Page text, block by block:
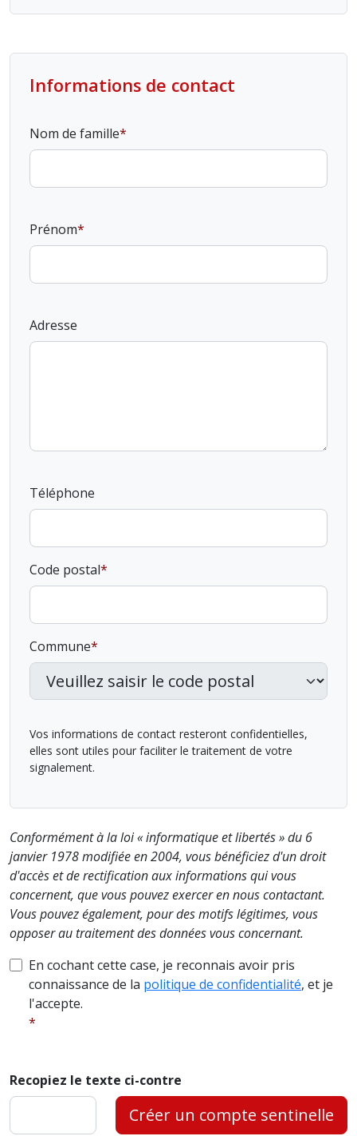
Informations de contact
Nom de famille
Prénom
Adresse
Téléphone
Code postal
Commune
Vos informations de contact resteront confidentielles,
elles sont utiles pour faciliter le traitement de votre
signalement.
Conformément à la loi « informatique et libertés » du 6
janvier 1978 modifiée en 2004, vous bénéficiez d'un droit
d'accès et de rectification aux informations qui vous
concernent, que vous pouvez exercer en nous contactant.
Vous pouvez également, pour des motifs légitimes, vous
opposer au traitement des données vous concernant.
En cochant cette case, je reconnais avoir pris
connaissance de la politique de confidentialité, et je
l'accepte.
Recopiez le texte ci-contre
Créer un compte sentinelle